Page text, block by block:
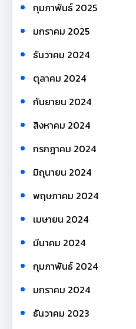
กุมภาพันธ์ 2025
มกราคม 2025
ธันวาคม 2024
ตุลาคม 2024
กันยายน 2024
สิงหาคม 2024
กรกฎาคม 2024
มิถุนายน 2024
พฤษภาคม 2024
เมษายน 2024
มีนาคม 2024
กุมภาพันธ์ 2024
มกราคม 2024
ธันวาคม 2023